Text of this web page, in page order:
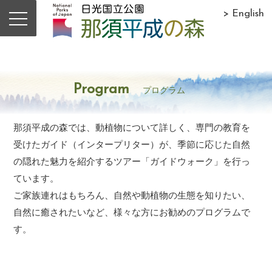
> English
Program プログラム
那須平成の森では、動植物について詳しく、専門の教育を
受けたガイド（インタープリター）が、季節に応じた自然
の隠れた魅力を紹介するツアー「ガイドウォーク」を行っ
ています。
ご家族連れはもちろん、自然や動植物の生態を知りたい、
自然に癒されたいなど、様々な方にお勧めのプログラムで
す。